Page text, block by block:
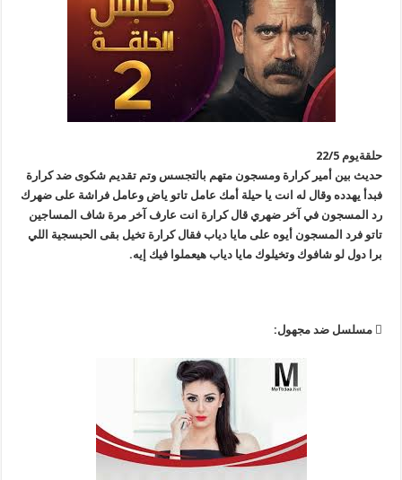
حلقةيوم 22/5
حديث بين أمير كرارة ومسجون متهم بالتجسس وتم تقديم شكوى ضد كرارة
فبدأ يهدده وقال له انت يا حيلة أمك عامل تاتو ياض وعامل فراشة على ضهرك
رد المسجون في آخر ضهري قال كرارة انت عارف آخر مرة شاف المساجين
تاتو فرد المسجون أيوه على مايا دياب فقال كرارة تخيل بقى الحبسجية اللي
برا دول لو شافوك وتخيلوك مايا دياب هيعملوا فيك إيه.
 مسلسل ضد مجهول: